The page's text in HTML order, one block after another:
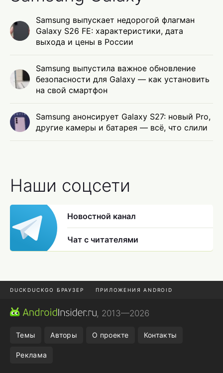
Samsung выпускает недорогой флагман
Galaxy S26 FE: характеристики, дата
выхода и цены в России
Samsung выпустила важное обновление
безопасности для Galaxy — как установить
на свой смартфон
Samsung анонсирует Galaxy S27: новый Pro,
другие камеры и батарея — всё, что слили
Наши соцсети
Новостной канал
Чат с читателями
DUCKDUCKGO БРАУЗЕР ПРИЛОЖЕНИЯ ANDROID
CHROME БРАУЗЕР
, 2013—2026
Темы Авторы О проекте Контакты
Реклама